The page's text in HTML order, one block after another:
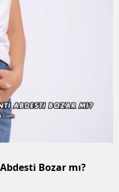
Bozar mı?